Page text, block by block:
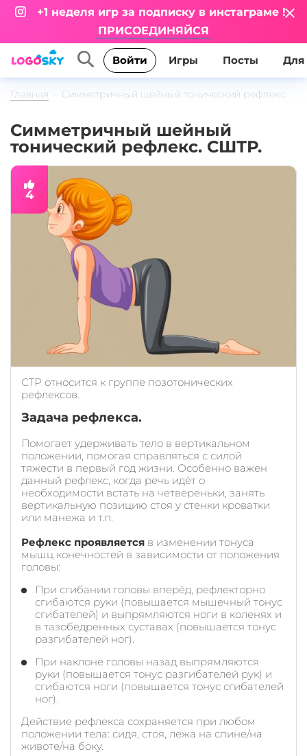
+1 неделя игр за подписку в инстаграме !
ПРИСОЕДИНЯЙСЯ
Игры Посты Для
Войти
Главная
Симметричный шейный тонический рефлекс.
Симметричный шейный
тонический рефлекс. СШТР.
4
СТР относится к группе позотонических
рефлексов.
Задача рефлекса.
Помогает удерживать тело в вертикальном
положении, помогая справляться с силой
тяжести в первый год жизни. Особенно важен
данный рефлекс, когда речь идёт о
необходимости встать на четвереньки, занять
вертикальную позицию стоя у стенки кроватки
или манежа и т.п.
Рефлекс проявляется в изменении тонуса
мышц конечностей в зависимости от положения
головы:
При сгибании головы вперёд, рефлекторно
сгибаются руки (повышается мышечный тонус
сгибателей) и выпрямляются ноги в коленях и
в тазобедренных суставах (повышается тонус
разгибателей ног).
При наклоне головы назад выпрямляются
руки (повышается тонус разгибателей рук) и
сгибаются ноги (повышается тонус сгибателей
ног).
Действие рефлекса сохраняется при любом
положении тела: сидя, стоя, лежа на спине/на
животе/на боку.